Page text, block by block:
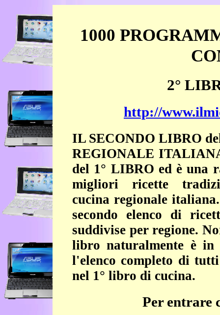
1000
2°
http://
IL SECONDO LIBRO
REGIONALE
del 1° LIBRO ed è una
migliori ricette
cucina regionale
secondo elenco di
suddivise per regione.
libro naturalmente è
l'elenco completo di
nel 1° libro di cucina.
Per entrare